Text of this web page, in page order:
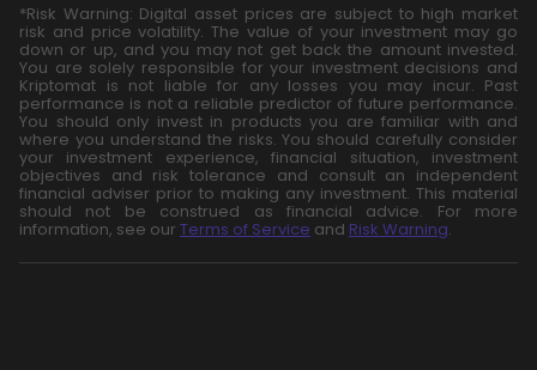
*Risk Warning: Digital asset prices are subject to high market
risk and price volatility. The value of your investment may go
down or up, and you may not get back the amount invested.
You are solely responsible for your investment decisions and
Kriptomat is not liable for any losses you may incur. Past
performance is not a reliable predictor of future performance.
You should only invest in products you are familiar with and
where you understand the risks. You should carefully consider
your investment experience, financial situation, investment
objectives and risk tolerance and consult an independent
financial adviser prior to making any investment. This material
should not be construed as financial advice. For more
information, see our Terms of Service and Risk Warning.